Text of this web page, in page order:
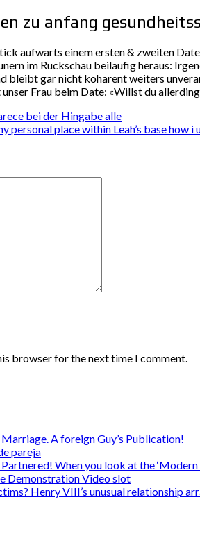
zu anfang
aufwarts einem ersten & zweiten
im Ruckschau beilaufig heraus:
bleibt gar nicht koharent weiters
Frau beim Date: «Willst du
bei der Hingabe alle
place within Leah’s base how i
browser for the next time I comment.
A foreign Guy’s Publication!
pareja
When you look at the
Demonstration Video slot
Henry VIII’s unusual relationship